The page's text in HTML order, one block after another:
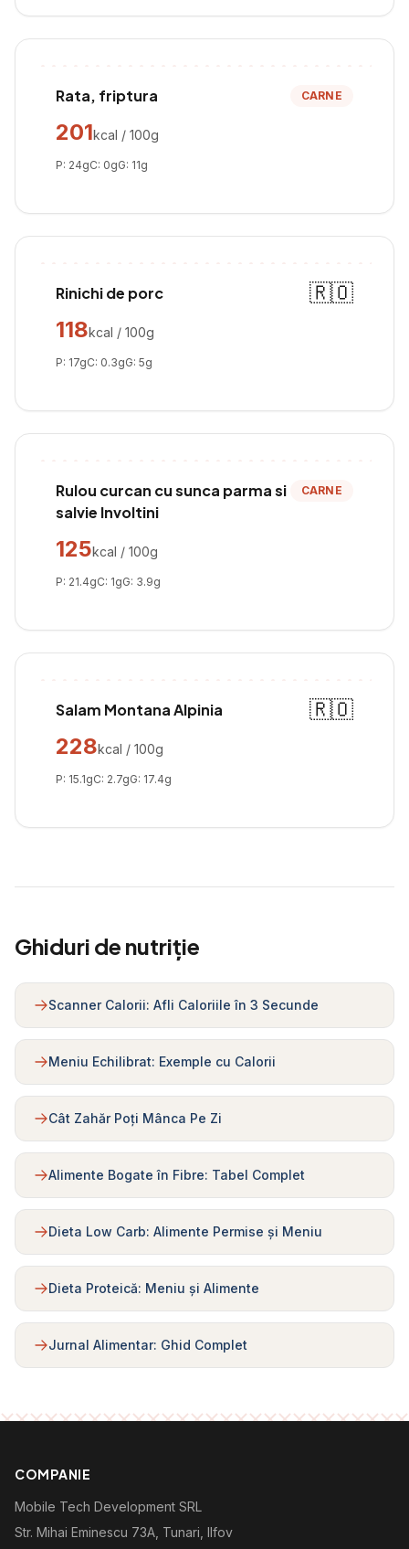
Rata, friptura CARNE
201kcal / 100g
P: 24gC: 0gG: 11g
Rinichi de porc
🇷🇴
118kcal / 100g
P: 17gC: 0.3gG: 5g
Rulou curcan cu sunca parma si
salvie Involtini
CARNE
125kcal / 100g
P: 21.4gC: 1gG: 3.9g
Salam Montana Alpinia
🇷🇴
228kcal / 100g
P: 15.1gC: 2.7gG: 17.4g
Ghiduri de nutriție
Scanner Calorii: Afli Caloriile în 3 Secunde
Meniu Echilibrat: Exemple cu Calorii
Cât Zahăr Poți Mânca Pe Zi
Alimente Bogate în Fibre: Tabel Complet
Dieta Low Carb: Alimente Permise și Meniu
Dieta Proteică: Meniu și Alimente
Jurnal Alimentar: Ghid Complet
COMPANIE
Mobile Tech Development SRL
Str. Mihai Eminescu 73A, Tunari, Ilfov